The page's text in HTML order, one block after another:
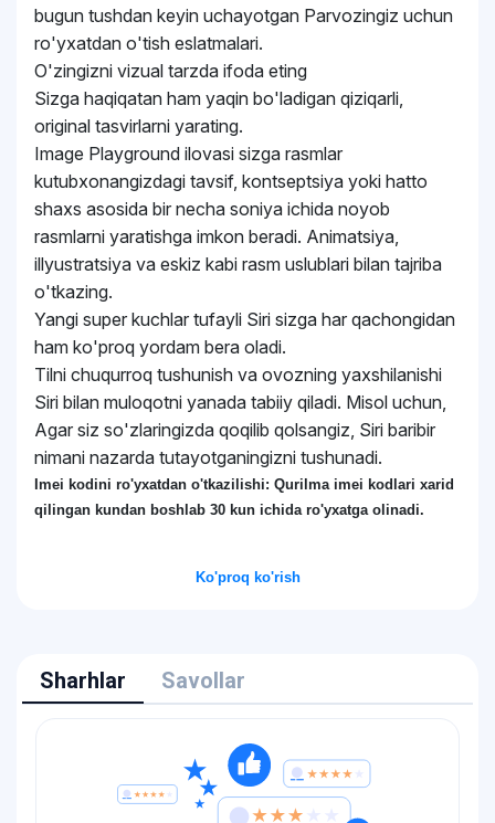
bugun tushdan keyin uchayotgan Parvozingiz uchun
ro'yxatdan o'tish eslatmalari.
O'zingizni vizual tarzda ifoda eting
Sizga haqiqatan ham yaqin bo'ladigan qiziqarli,
original tasvirlarni yarating.
Image Playground ilovasi sizga rasmlar
kutubxonangizdagi tavsif, kontseptsiya yoki hatto
shaxs asosida bir necha soniya ichida noyob
rasmlarni yaratishga imkon beradi. Animatsiya,
illyustratsiya va eskiz kabi rasm uslublari bilan tajriba
o'tkazing.
Yangi super kuchlar tufayli Siri sizga har qachongidan
ham ko'proq yordam bera oladi.
Tilni chuqurroq tushunish va ovozning yaxshilanishi
Siri bilan muloqotni yanada tabiiy qiladi. Misol uchun,
Agar siz so'zlaringizda qoqilib qolsangiz, Siri baribir
nimani nazarda tutayotganingizni tushunadi.
Imei kodini ro'yxatdan o'tkazilishi: Qurilma imei kodlari xarid
qilingan kundan boshlab 30 kun ichida ro'yxatga olinadi.
Ko'proq ko'rish
Sharhlar Savollar